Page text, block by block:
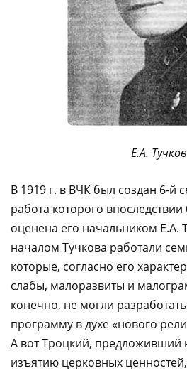
Е.А. Тучков
В 1919 г. в ВЧК был создан 6-й
работа которого
оценена его начальником Е.А.
началом Тучкова работали
которые, согласно его
слабы, малоразвиты и
конечно, не могли
программу в духе «нового
А вот Троцкий, предложивший
изъятию церковных